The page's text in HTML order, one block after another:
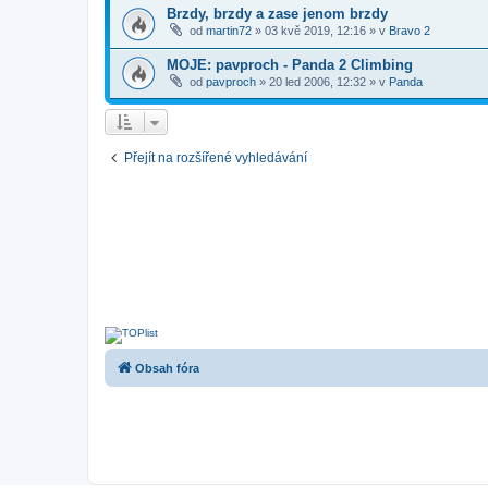
Brzdy, brzdy a zase jenom brzdy
od martin72 » 03 kvě 2019, 12:16 » v Bravo 2
MOJE: pavproch - Panda 2 Climbing
od pavproch » 20 led 2006, 12:32 » v Panda
Přejít na rozšířené vyhledávání
Obsah fóra